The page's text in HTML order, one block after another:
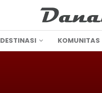
DESTINASI KOMUNITAS